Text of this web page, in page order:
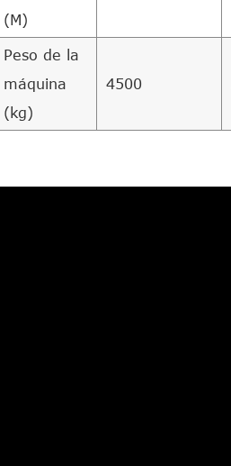
(M)
Peso de la
máquina
(kg)
4500